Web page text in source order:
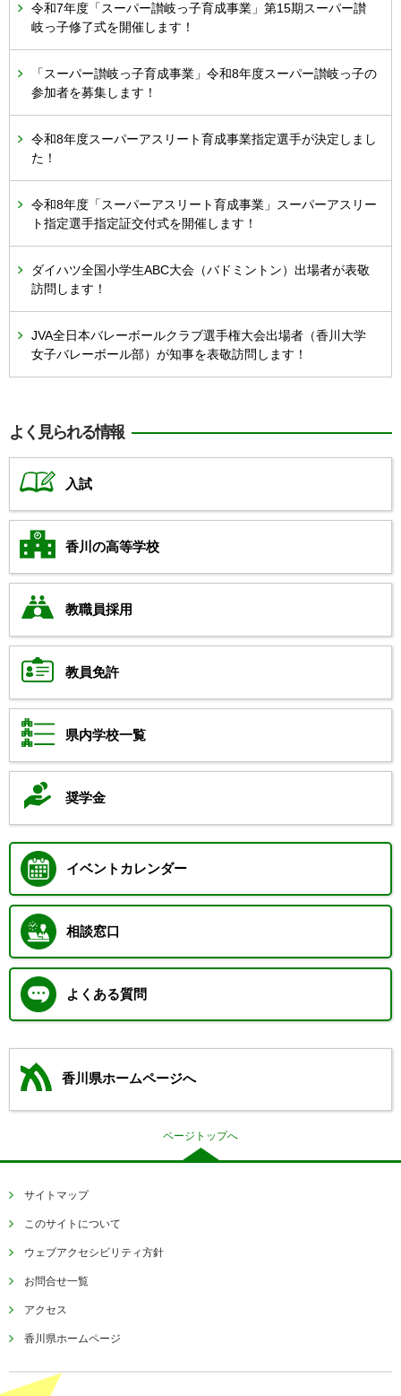
令和7年度「スーパー讃岐っ子育成事業」第15期スーパー讃
岐っ子修了式を開催します！
「スーパー讃岐っ子育成事業」令和8年度スーパー讃岐っ子の
参加者を募集します！
令和8年度スーパーアスリート育成事業指定選手が決定しまし
た！
令和8年度「スーパーアスリート育成事業」スーパーアスリー
ト指定選手指定証交付式を開催します！
ダイハツ全国小学生ABC大会（バドミントン）出場者が表敬
訪問します！
JVA全日本バレーボールクラブ選手権大会出場者（香川大学
女子バレーボール部）が知事を表敬訪問します！
よく見られる情報
入試
香川の高等学校
教職員採用
教員免許
県内学校一覧
奨学金
イベントカレンダー
相談窓口
よくある質問
香川県ホームページへ
ページトップへ
サイトマップ
このサイトについて
ウェブアクセシビリティ方針
お問合せ一覧
アクセス
香川県ホームページ